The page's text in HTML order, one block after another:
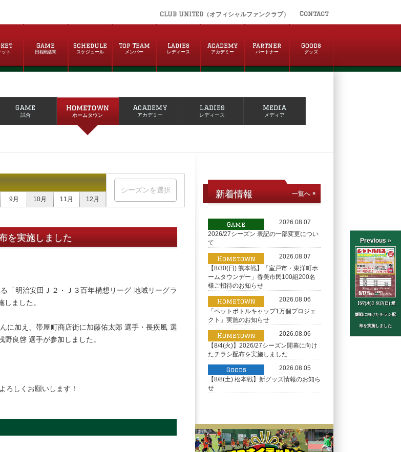
CLUB UNITED（オフィシャルファンクラブ） Contact
ット
Game
日程&結果
Schedule
スケジュール
Top Team
メンバー
Ladies
レディース
Academy
アカデミー
Partner
パートナー
Goods
グッズ
Previous »
【5/7(木)】5/17(日) 愛
媛戦に向けたチラシ配
布を実施しました
Game
試合
Hometown
ホームタウン
Academy
アカデミー
Ladies
レディース
Media
メディア
9月 10月 11月 12月
を実施しました
「明治安田Ｊ２・Ｊ３百年構想リーグ 地域リーグラ
ました。
に加え、帯屋町商店街に加藤佑太郎 選手・長疾風 選
良啓 選手が参加しました。
ろしくお願いします！
新着情報 一覧へ »
Game
2026.08.07
2026/27シーズン 表記の一部変更につい
て
Hometown
2026.08.07
【8/30(日) 熊本戦】「室戸市・東洋町ホ
ームタウンデー」香美市民100組200名
様ご招待のお知らせ
Hometown
2026.08.06
「ペットボトルキャップ1万個プロジェ
クト」実施のお知らせ
Hometown
2026.08.06
【8/4(火)】2026/27シーズン開幕に向け
たチラシ配布を実施しました
Goods
2026.08.05
【8/8(土) 松本戦】新グッズ情報のお知ら
せ